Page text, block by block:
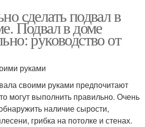
сделать подвал в
Подвал в доме
руководство от
руками
своими руками предпочитают
могут выполнить правильно. Очень
наличие сырости,
грибка на потолке и стенах.